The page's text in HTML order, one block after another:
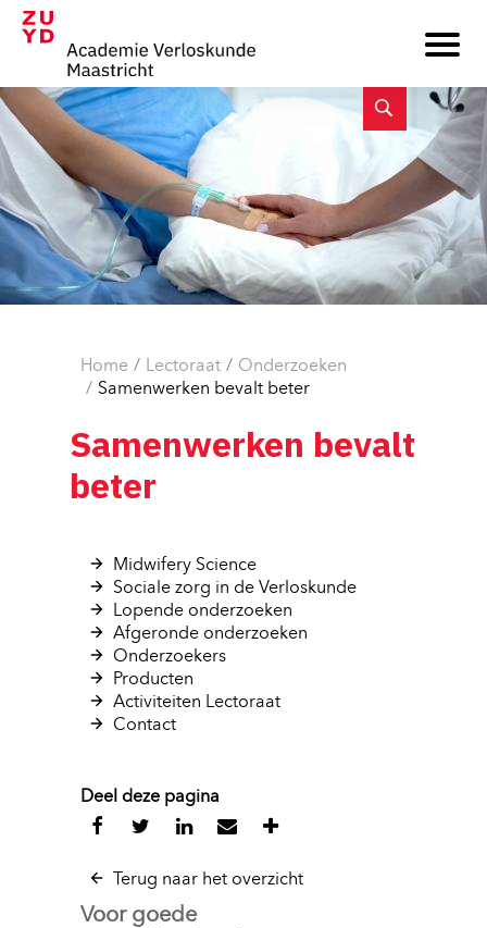
Home Lectoraat
Onderzoeken
Samenwerken bevalt beter
Samenwerken bevalt
beter
Midwifery Science
Sociale zorg in de Verloskunde
Lopende onderzoeken
Afgeronde onderzoeken
Onderzoekers
Producten
Activiteiten Lectoraat
Contact
Deel deze pagina
Terug naar het overzicht
Voor goede